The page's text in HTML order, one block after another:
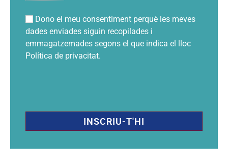
Dono el meu consentiment perquè les meves
dades enviades siguin recopilades i
emmagatzemades segons el que indica el lloc
Política de privacitat.